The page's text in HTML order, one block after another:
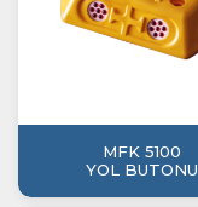
MFK 5100
YOL BUTONU